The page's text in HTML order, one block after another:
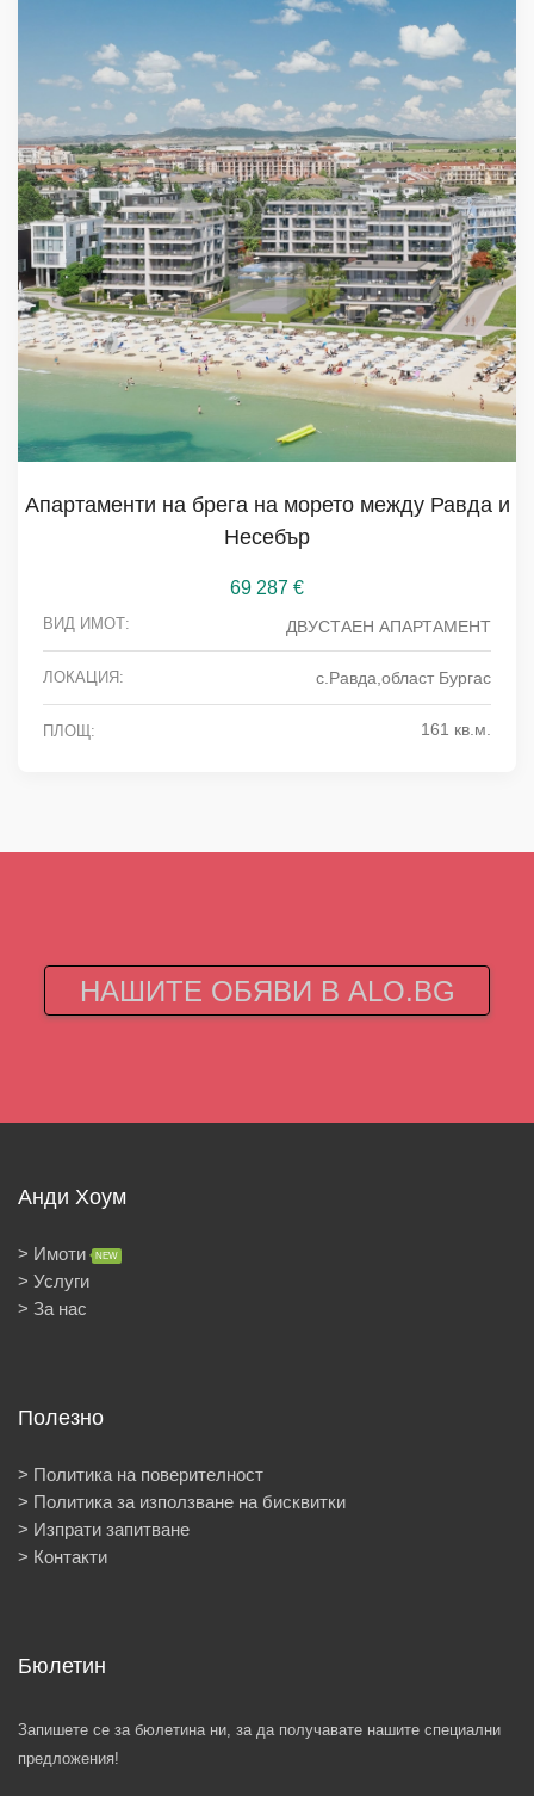
Aпартаменти на брега на морето между Равда и
Несебър
69 287 €
ВИД ИМОТ: ДВУСТАЕН АПАРТАМЕНТ
ЛОКАЦИЯ: с.Равда,област Бургас
ПЛОЩ: 161 кв.м.
НАШИТЕ ОБЯВИ В ALO.BG
Анди Хоум
Имоти NEW
Услуги
За нас
Полезно
Политика на поверителност
Политика за използване на бисквитки
Изпрати запитване
Контакти
Бюлетин
Запишете се за бюлетина ни, за да получавате нашите специални
предложения!